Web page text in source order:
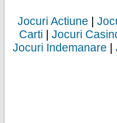
Jocuri Actiune |
Carti | Jocuri
Jocuri Indemanare |